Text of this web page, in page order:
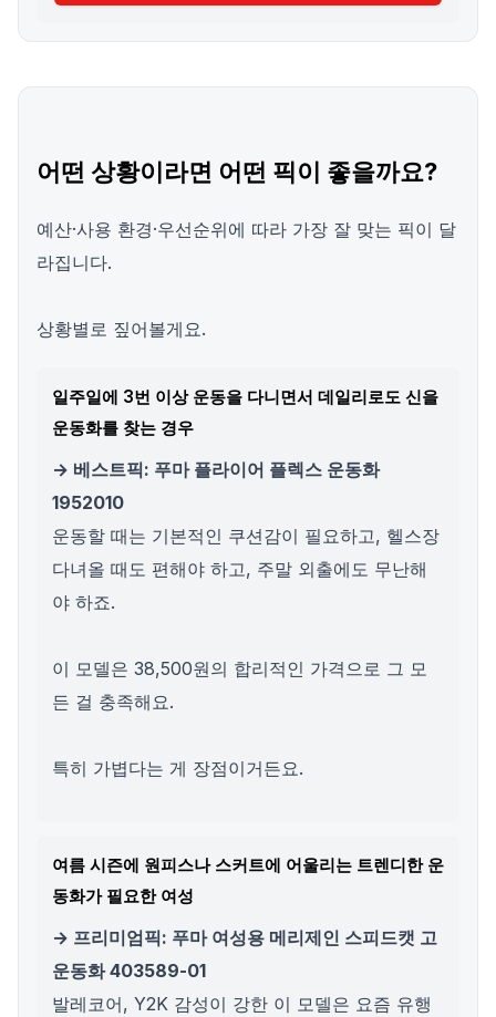
어떤 상황이라면 어떤 픽이 좋을까요?
예산·사용 환경·우선순위에 따라 가장 잘 맞는 픽이 달
라집니다.
상황별로 짚어볼게요.
일주일에 3번 이상 운동을 다니면서 데일리로도 신을
운동화를 찾는 경우
→ 베스트픽: 푸마 플라이어 플렉스 운동화
1952010
운동할 때는 기본적인 쿠션감이 필요하고, 헬스장
다녀올 때도 편해야 하고, 주말 외출에도 무난해
야 하죠.
이 모델은 38,500원의 합리적인 가격으로 그 모
든 걸 충족해요.
특히 가볍다는 게 장점이거든요.
여름 시즌에 원피스나 스커트에 어울리는 트렌디한 운
동화가 필요한 여성
→ 프리미엄픽: 푸마 여성용 메리제인 스피드캣 고
운동화 403589-01
발레코어, Y2K 감성이 강한 이 모델은 요즘 유행